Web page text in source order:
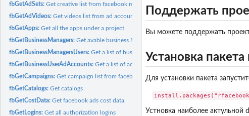
fbGetAdSets:Get creative list from facebook marketing API
fbGetAdVideos:Get videos list from ad accounts
fbGetApps:Get all the apps under a project
fbGetBusinessManagers:Get avable business Managers.
fbGetBusinessManagersUsers:Get a list of business manager users
fbGetBusinessUserAdAccounts:Get a list of accounts for a business manager user
fbGetCampaigns:Get campaign list from facebook marketing API
fbGetCatalogs:Get catalogs
fbGetCostData:Get facebook ads cost data.
fbGetLogins:Get all authorization logins
Поддержать
Вы можете поддержать
Установка
Для установки пакета
Устновка наиболее актульной